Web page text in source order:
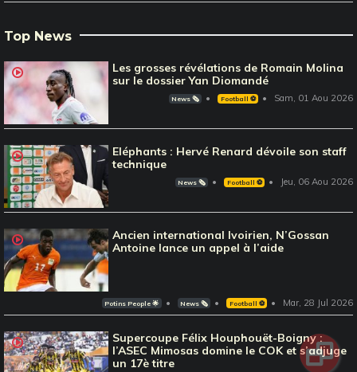
Top News
Les grosses révélations de Romain Molina
sur le dossier Yan Diomandé
News 🗞️ Football ⚽️ Sam, 01 Aou 2026
Eléphants : Hervé Renard dévoile son staff
technique
News 🗞️ Football ⚽️ Jeu, 06 Aou 2026
Ancien international Ivoirien, N’Gossan
Antoine lance un appel à l’aide
Potins People 🌟 News 🗞️ Football ⚽️ Mar, 28 Jul 2026
Supercoupe Félix Houphouët-Boigny :
l’ASEC Mimosas domine le COK et s’adjuge
un 17è titre